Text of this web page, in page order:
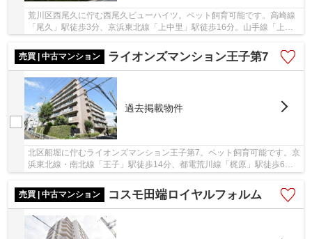
荒川区西尾久に佇む西尾久ビューハイツ。ペット飼育可能です。高崎線
「尾久」駅徒歩3分、京浜東北線「上中里」駅徒歩16分。山手線「上
売買 | 中古マンション
ライオンズマンション王子第7
過去掲載物件
北区船堀に佇むライオンズマンション王子第7。ペット飼育可能です。京
浜東北線・南北線「王子」駅徒歩14分、都電荒川線「梶原」駅徒歩6
売買 | 中古マンション
コスモ田端ロイヤルフォルム